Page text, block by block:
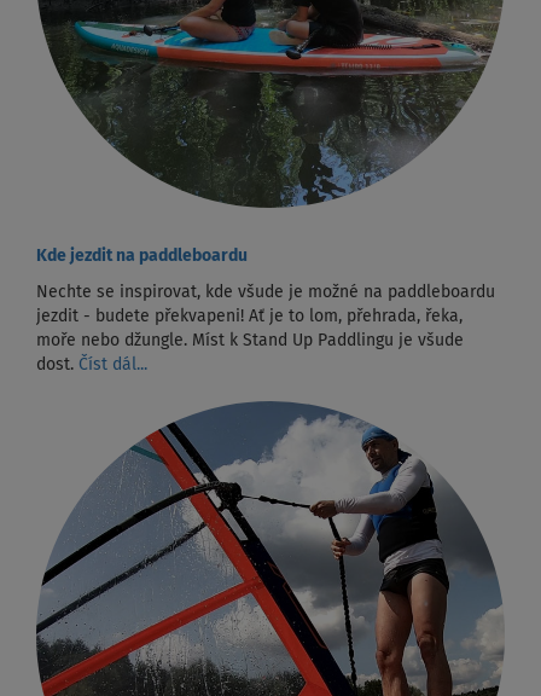
Kde jezdit na paddleboardu
Nechte se inspirovat, kde všude je možné na paddleboardu
jezdit - budete překvapeni! Ať je to lom, přehrada, řeka,
moře nebo džungle. Míst k Stand Up Paddlingu je všude
dost. Číst dál...